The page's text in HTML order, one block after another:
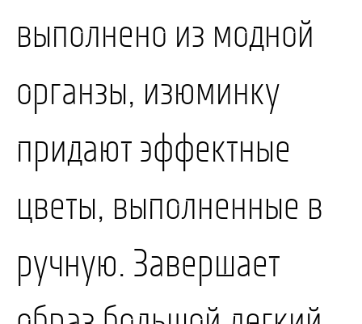
выполнено из модной
органзы, изюминку
придают эффектные
цветы, выполненные в
ручную. Завершает